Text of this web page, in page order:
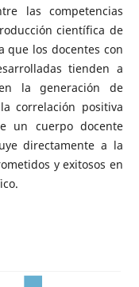
las competencias
científica de
que los docentes con
tienden a
la generación de
correlación positiva
un cuerpo docente
directamente a la
y exitosos en